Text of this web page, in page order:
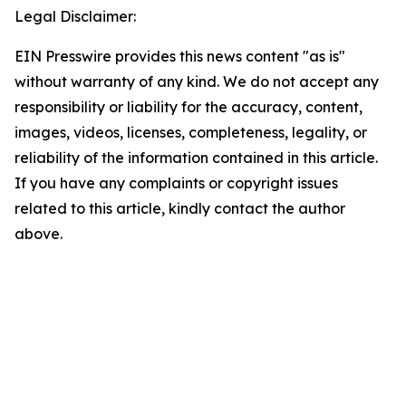
Legal Disclaimer:
EIN Presswire provides this news content "as is"
without warranty of any kind. We do not accept any
responsibility or liability for the accuracy, content,
images, videos, licenses, completeness, legality, or
reliability of the information contained in this article.
If you have any complaints or copyright issues
related to this article, kindly contact the author
above.